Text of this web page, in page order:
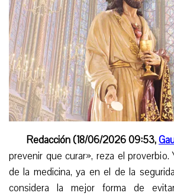
Redacción (18/06/2026 09:53,
prevenir que curar», reza el proverbio.
de la medicina, ya en el de la
considera la mejor forma de